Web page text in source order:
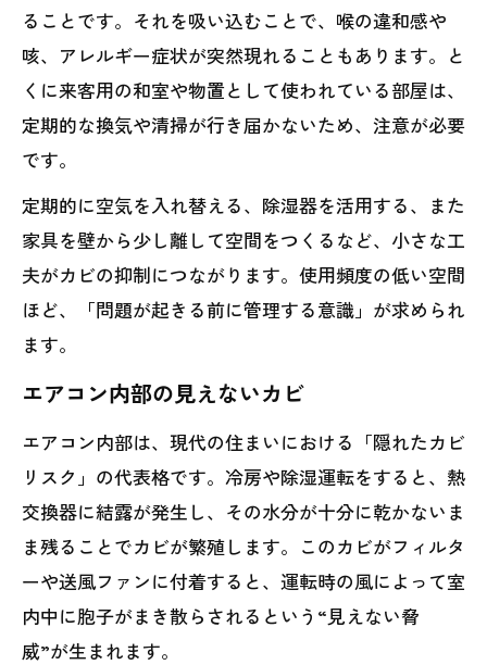
ることです。それを吸い込むことで、喉の違和感や
咳、アレルギー症状が突然現れることもあります。と
くに来客用の和室や物置として使われている部屋は、
定期的な換気や清掃が行き届かないため、注意が必要
です。
定期的に空気を入れ替える、除湿器を活用する、また
家具を壁から少し離して空間をつくるなど、小さな工
夫がカビの抑制につながります。使用頻度の低い空間
ほど、「問題が起きる前に管理する意識」が求められ
ます。
エアコン内部の見えないカビ
エアコン内部は、現代の住まいにおける「隠れたカビ
リスク」の代表格です。冷房や除湿運転をすると、熱
交換器に結露が発生し、その水分が十分に乾かないま
ま残ることでカビが繁殖します。このカビがフィルタ
ーや送風ファンに付着すると、運転時の風によって室
内中に胞子がまき散らされるという“見えない脅
威”が生まれます。